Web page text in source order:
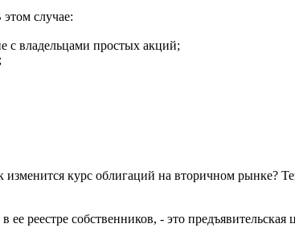
случае:
с владельцами простых акций;
курс облигаций на вторичном рынке?
реестре собственников, - это предъявительская